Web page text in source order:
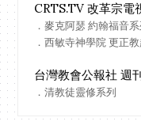
CRTS.TV 改革宗電
．麥克阿瑟 約翰福音
．西敏寺神學院 更正
台灣教會公報社 週
．清教徒靈修系列